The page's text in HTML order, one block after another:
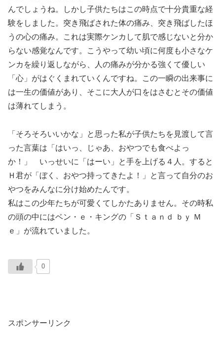
んでしょうね。しかし子供たちはこの時点で十分貴重な経
験をしました。突き飛ばされた体の痛み、突き飛ばしたほ
うの心の痛み。これは実際ケンカして肌で感じないと分か
らない感覚なんです。こうやって幼い頃に何度も小さなケ
ンカを繰り返しながら、人の痛みが分かる強くて優しい
「心」がはぐくまれていくんですね。この一瞬の出来事に
は一生の価値があり、そこに大人が口をはさむとその価値
は薄れてしまう。
「そろそろいいかな」と思った私が子供たちを見渡して言
った言葉は「はいっ、じゃあ、おやつでも食べよっ
か！」 いっせいに「はーい」と手を上げる４人。すると
Ｈ君が「ぼく、おやつ持ってきたよ！」と言って自分のお
やつをみんなに分け始めたんです。
私はこの少年たちが可愛くてしかたありません。その時私
の頭の中にはベン・ｅ・キングの「Ｓｔａｎｄ ｂｙ Ｍ
ｅ」が流れていました。
0
スポンサーリンク